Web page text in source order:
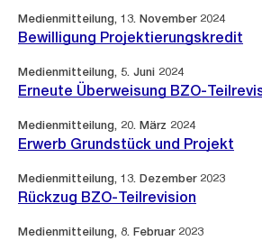
Medienmitteilung, 13. November 2024
Bewilligung Projektierungskredit
Medienmitteilung, 5. Juni 2024
Erneute Überweisung BZO-
Medienmitteilung, 20. März 2024
Erwerb Grundstück und Projekt
Medienmitteilung, 13. Dezember 2023
Rückzug BZO-Teilrevision
Medienmitteilung, 8. Februar 2023